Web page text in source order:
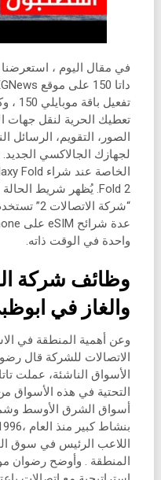
في مقال اليوم ،
تعطيك الحرية لنقل جهات
الصور، التقويم، الرسائل
لجهازك الجالاكسي الجديد.
واحدة في الوقت ذاته.
وظائف شركة
والغاز في
وعن أهمية المنطقة في
الاتصالات للشركة قال
الأسواق الناشئة، عملت
التحتية في هذه الأسواق
أسواق الشرق الأوسط
اللاعب الرئيس في سوق
المنطقة . وأوضح رضوان